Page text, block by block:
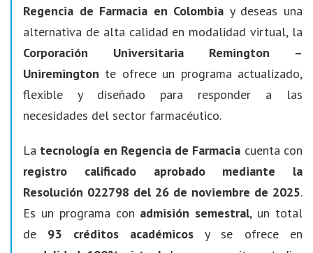
Regencia de Farmacia en Colombia y deseas una
alternativa de alta calidad en modalidad virtual, la
Corporación Universitaria Remington –
Uniremington te ofrece un programa actualizado,
flexible y diseñado para responder a las
necesidades del sector farmacéutico.
La tecnología en Regencia de Farmacia cuenta con
registro calificado aprobado mediante la
Resolución 022798 del 26 de noviembre de 2025.
Es un programa con admisión semestral, un total
de 93 créditos académicosy se ofrece en